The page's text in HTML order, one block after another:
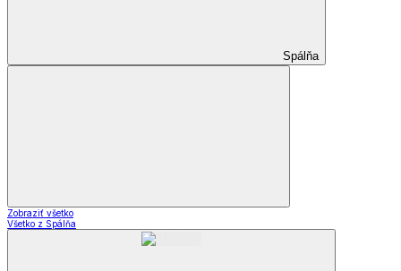
Spálňa
Zobraziť všetko
Všetko z Spálňa